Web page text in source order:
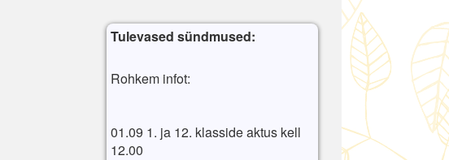
Tulevased sündmused:
Rohkem infot:
01.09 1. ja 12. klasside aktus kell
12.00